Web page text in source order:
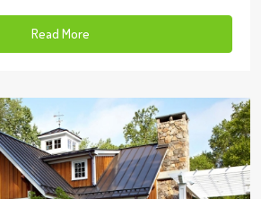
Read More